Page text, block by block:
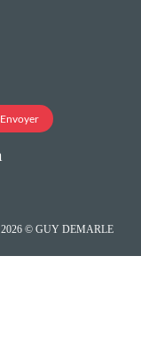
2026 © GUY DEMARLE